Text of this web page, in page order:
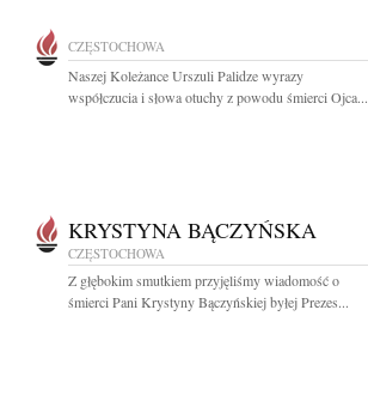
CZĘSTOCHOWA
Naszej Koleżance Urszuli Palidze wyrazy
współczucia i słowa otuchy z powodu śmierci Ojca...
KRYSTYNA BĄCZYŃSKA
CZĘSTOCHOWA
Z głębokim smutkiem przyjęliśmy wiadomość o
śmierci Pani Krystyny Bączyńskiej byłej Prezes...